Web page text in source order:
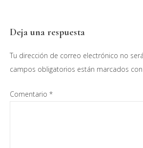
Interacciones
con
los
Deja una respuesta
Tu dirección de correo electrónico no
campos obligatorios están marcados con
Comentario *